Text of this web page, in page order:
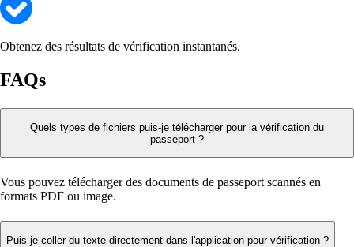
Obtenez des résultats de vérification instantanés.
FAQs
Quels types de fichiers puis-je télécharger pour la vérification du
passeport ?
Vous pouvez télécharger des documents de passeport scannés en
formats PDF ou image.
Puis-je coller du texte directement dans l'application pour vérification ?